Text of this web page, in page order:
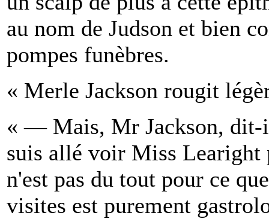
au nom de Judson et bien
pompes funèbres.
« Merle Jackson rougit
« — Mais, Mr Jackson, dit-
suis allé voir Miss Learight
n'est pas du tout pour ce
visites est purement